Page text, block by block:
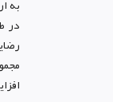
به
در